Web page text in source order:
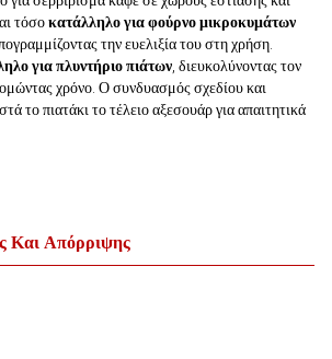
τόσοκατάλληλο για φούρνο μικροκυμάτων
την ευελιξία του στη χρήση.
για πλυντήριο πιάτων , διευκολύνοντας τον
χρόνο. Ο συνδυασμός σχεδίου και
το πιατάκι το τέλειο αξεσουάρ για απαιτητικά
Και Απόρριψης